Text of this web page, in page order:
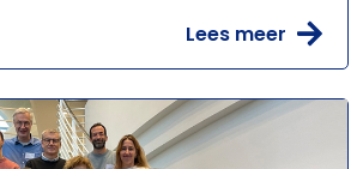
Lees meer